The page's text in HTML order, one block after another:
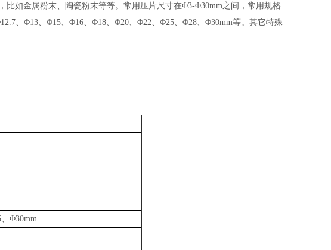
如金属粉末、陶瓷粉末等等。常用压片尺寸在Φ3-Φ30mm之间，常用规格
、Φ13、Φ15、Φ16、Φ18、Φ20、Φ22、Φ25、Φ28、Φ30mm等。其它特殊
Φ30mm